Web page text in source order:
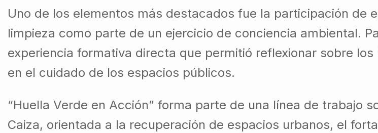
Uno de los elementos más destacados fue la participación de
limpieza como parte de un ejercicio de conciencia ambiental.
experiencia formativa directa que permitió reflexionar sobre
en el cuidado de los espacios públicos.
“Huella Verde en Acción” forma parte de una línea de trabajo
Caiza, orientada a la recuperación de espacios urbanos, el